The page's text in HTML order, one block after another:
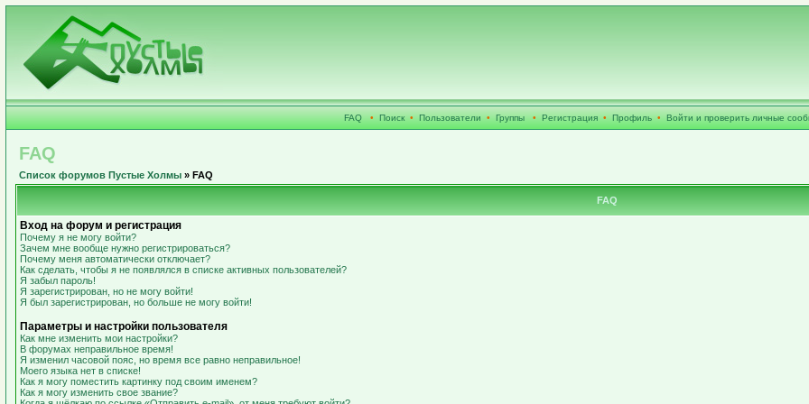
FAQ • Поиск • Пользователи • Группы • Регистрация • Профиль • Войти и проверить личные
FAQ
Список форумов Пустые Холмы » FAQ
FAQ
Вход на форум и регистрация
Почему я не могу войти?
Зачем мне вообще нужно регистрироваться?
Почему меня автоматически отключает?
Как сделать, чтобы я не появлялся в списке активных пользователей?
Я забыл пароль!
Я зарегистрирован, но не могу войти!
Я был зарегистрирован, но больше не могу войти!
Параметры и настройки пользователя
Как мне изменить мои настройки?
В форумах неправильное время!
Я изменил часовой пояс, но время все равно неправильное!
Моего языка нет в списке!
Как я могу поместить картинку под своим именем?
Как я могу изменить свое звание?